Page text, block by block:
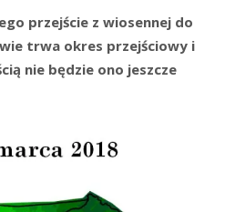
przejście z wiosennej do
trwa okres przejściowy i
nie będzie ono jeszcze